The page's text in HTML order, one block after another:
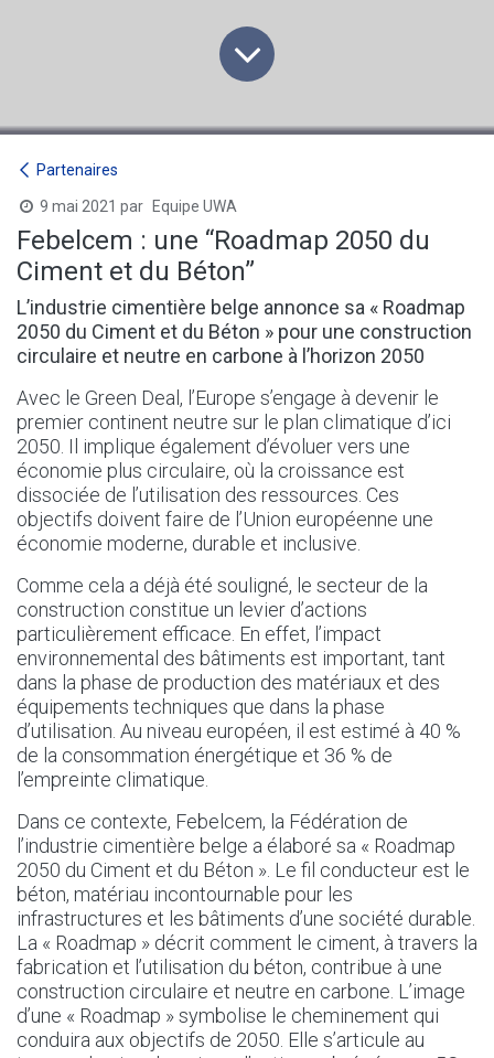
Partenaires
9 mai 2021 par Equipe UWA
Febelcem : une “Roadmap 2050 du
Ciment et du Béton”
L’industrie cimentière belge annonce sa « Roadmap
2050 du Ciment et du Béton » pour une construction
circulaire et neutre en carbone à l’horizon 2050
Avec le Green Deal, l’Europe s’engage à devenir le
premier continent neutre sur le plan climatique d’ici
2050. Il implique également d’évoluer vers une
économie plus circulaire, où la croissance est
dissociée de l’utilisation des ressources. Ces
objectifs doivent faire de l’Union européenne une
économie moderne, durable et inclusive.
Comme cela a déjà été souligné, le secteur de la
construction constitue un levier d’actions
particulièrement efficace. En effet, l’impact
environnemental des bâtiments est important, tant
dans la phase de production des matériaux et des
équipements techniques que dans la phase
d’utilisation. Au niveau européen, il est estimé à 40 %
de la consommation énergétique et 36 % de
l’empreinte climatique.
Dans ce contexte, Febelcem, la Fédération de
l’industrie cimentière belge a élaboré sa « Roadmap
2050 du Ciment et du Béton ». Le fil conducteur est le
béton, matériau incontournable pour les
infrastructures et les bâtiments d’une société durable.
La « Roadmap » décrit comment le ciment, à travers la
fabrication et l’utilisation du béton, contribue à une
construction circulaire et neutre en carbone. L’image
d’une « Roadmap » symbolise le cheminement qui
conduira aux objectifs de 2050. Elle s’articule au